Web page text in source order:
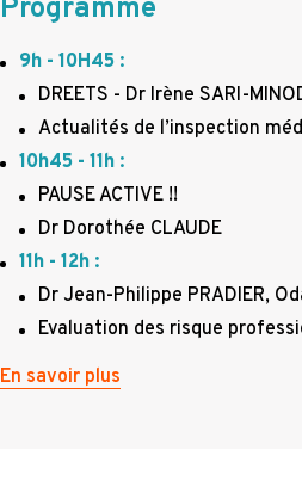
Programme
9h - 10H45 :
DREETS - Dr Irène SARI-
Actualités de l’inspection
10h45 - 11h :
PAUSE ACTIVE !!
Dr Dorothée CLAUDE
11h - 12h :
Dr Jean-Philippe PRADIER,
Evaluation des risque
En savoir plus